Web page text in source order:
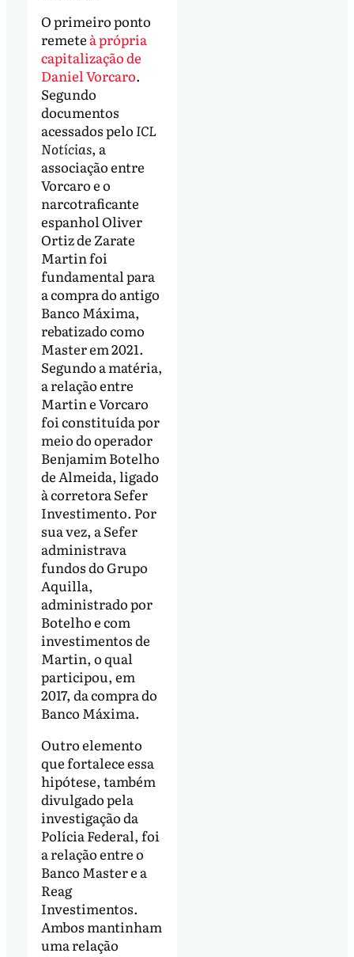
O primeiro ponto
remete à própria
capitalização de
Daniel Vorcaro.
Segundo
documentos
acessados pelo ICL
Notícias, a
associação entre
Vorcaro e o
narcotraficante
espanhol Oliver
Ortiz de Zarate
Martin foi
fundamental para
a compra do antigo
Banco Máxima,
rebatizado como
Master em 2021.
Segundo a matéria,
a relação entre
Martin e Vorcaro
foi constituída por
meio do operador
Benjamim Botelho
de Almeida, ligado
à corretora Sefer
Investimento. Por
sua vez, a Sefer
administrava
fundos do Grupo
Aquilla,
administrado por
Botelho e com
investimentos de
Martin, o qual
participou, em
2017, da compra do
Banco Máxima.
Outro elemento
que fortalece essa
hipótese, também
divulgado pela
investigação da
Polícia Federal, foi
a relação entre o
Banco Master e a
Reag
Investimentos.
Ambos mantinham
uma relação